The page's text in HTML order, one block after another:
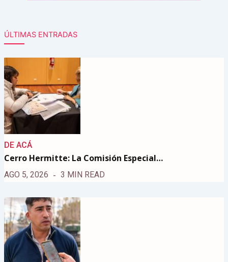
ÚLTIMAS ENTRADAS
DE ACÁ
Cerro Hermitte: La Comisión Especial…
AGO 5, 2026 3 MIN READ